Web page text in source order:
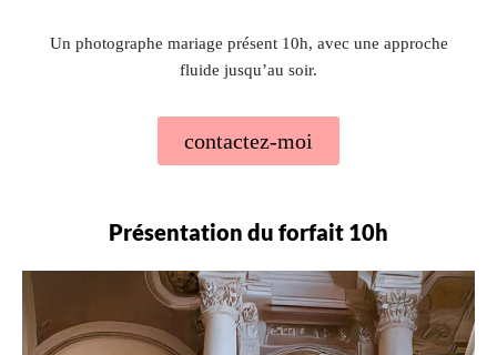
Un photographe mariage présent 10h, avec une approche
fluide jusqu’au soir.
contactez-moi
Présentation du forfait 10h